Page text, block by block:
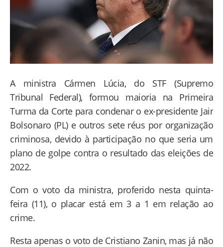
A ministra Cármen Lúcia, do STF (Supremo
Tribunal Federal), formou maioria na Primeira
Turma da Corte para condenar o ex-presidente Jair
Bolsonaro (PL) e outros sete réus por organização
criminosa, devido à participação no que seria um
plano de golpe contra o resultado das eleições de
2022.
Com o voto da ministra, proferido nesta quinta-
feira (11), o placar está em 3 a 1 em relação ao
crime.
Resta apenas o voto de Cristiano Zanin, mas já não